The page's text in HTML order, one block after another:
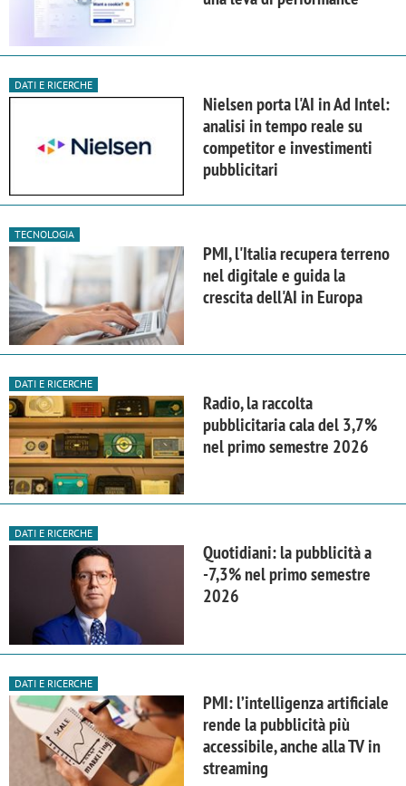
DATI E RICERCHE
Nielsen porta l'AI in Ad Intel:
analisi in tempo reale su
competitor e investimenti
pubblicitari
TECNOLOGIA
PMI, l'Italia recupera terreno
nel digitale e guida la
crescita dell'AI in Europa
DATI E RICERCHE
Radio, la raccolta
pubblicitaria cala del 3,7%
nel primo semestre 2026
DATI E RICERCHE
Quotidiani: la pubblicità a
-7,3% nel primo semestre
2026
DATI E RICERCHE
PMI: l’intelligenza artificiale
rende la pubblicità più
accessibile, anche alla TV in
streaming